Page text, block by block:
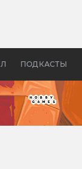
ПОДКАСТЫ
колец»